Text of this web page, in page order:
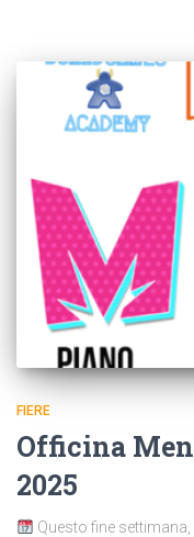
FIERE
Officina
2025
Questo fine